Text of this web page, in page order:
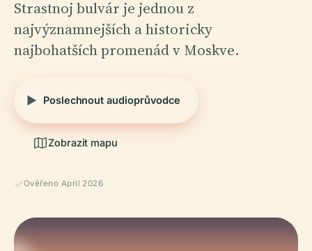
Strastnoj bulvár je jednou z
najvýznamnejších a historicky
najbohatších promenád v Moskve.
Poslechnout audioprůvodce
Zobrazit mapu
Ověřeno April 2026